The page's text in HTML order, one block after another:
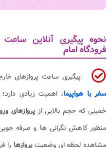
نحوه پیگیری آنلاین
فرودگاه امام
پیگیری ساعت پروازهای
سفر با هواپیما، اهمیت زیادی
خمینی که حجم بالایی ازپروازهای
منظور کاهش نگرانی ها و صرفه
مشاهده لحظه ای وضعیتپروازها را